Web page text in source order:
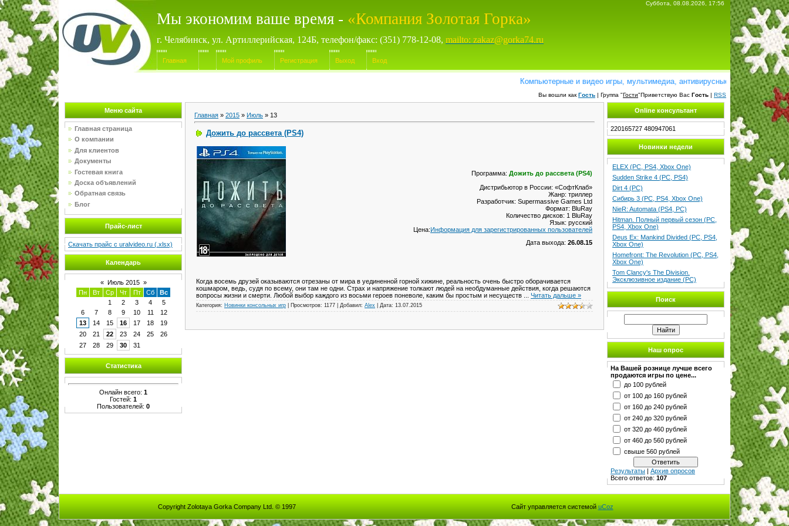
Суббота, 08.08.2026, 17:56
Мы экономим ваше время - «Компания Золотая Горка»
г. Челябинск, ул. Артиллерийская, 124Б, телефон/факс: (351) 778-12-08, mailto: zakaz@gorka74.ru
Главная Мой профиль Регистрация Выход Вход
Компьютерные и видео игры, мультимедиа, антивирусные программы,
Вы вошли как Гость | Группа "Гости"Приветствую Вас Гость | RSS
Меню сайта
Главная страница
О компании
Для клиентов
Документы
Гостевая книга
Доска объявлений
Обратная связь
Блог
Прайс-лист
Скачать прайс с uralvideo.ru (.xlsx)
Календарь
« Июль 2015 »
Пн
Вт Ср Чт Пт Сб
Вс
1
2 3 4
5
6
7 8 9 10 11
12
13
14 15 16 17 18
19
20
21 22 23 24 25
26
27
28 29 30 31
Статистика
Онлайн всего: 1
Гостей: 1
Пользователей: 0
Главная » 2015 » Июль » 13
Дожить до рассвета (PS4)
Программа: Дожить до рассвета (PS4)
Дистрибьютор в России: «СофтКлаб»
Жанр: триллер
Разработчик: Supermassive Games Ltd
Формат: BluRay
Количество дисков: 1 BluRay
Язык: русский
Цена:Информация для зарегистрированных пользователей
Дата выхода: 26.08.15
Когда восемь друзей оказываются отрезаны от мира в уединенной горной хижине, реальность очень быстро оборачивается
кошмаром, ведь, судя по всему, они там не одни. Страх и напряжение толкают людей на необдуманные действия, когда решаются
вопросы жизни и смерти. Любой выбор каждого из восьми героев поневоле, каким бы простым и несуществ
Читать дальше »
Категория: Новинки консольных игр Просмотров: 1177 Добавил: Alex Дата: 13.07.2015
Online консультант
220165727 480947061
Новинки недели
ELEX (PC, PS4, Xbox One)
Sudden Strike 4 (PC, PS4)
Dirt 4 (PC)
Сибирь 3 (PC, PS4, Xbox One)
NieR: Automata (PS4, PC)
Hitman. Полный первый сезон (PC,
PS4, Xbox One)
Deus Ex: Mankind Divided (PC, PS4,
Xbox One)
Homefront: The Revolution (PC, PS4,
Xbox One)
Tom Clancy's The Division.
Эксклюзивное издание (PC)
Поиск
Наш опрос
На Вашей рознице лучше всего
продаются игры по цене...
до 100 рублей
от 100 до 160 рублей
от 160 до 240 рублей
от 240 до 320 рублей
от 320 до 460 рублей
от 460 до 560 рублей
свыше 560 рублей
Результаты | Архив опросов
Всего ответов: 107
Copyright Zolotaya Gorka Company Ltd. © 1997 Сайт управляется системой uCoz